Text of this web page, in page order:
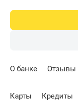
О банке Отзывы
Карты Кредиты